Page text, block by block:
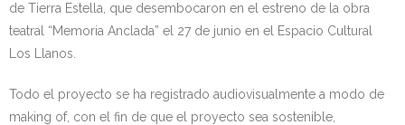
de Tierra Estella, que desembocaron en el estreno de la obra
teatral “Memoria Anclada” el 27 de junio en el Espacio Cultural
Los Llanos.
Todo el proyecto se ha registrado audiovisualmente a modo de
making of, con el fin de que el proyecto sea sostenible,